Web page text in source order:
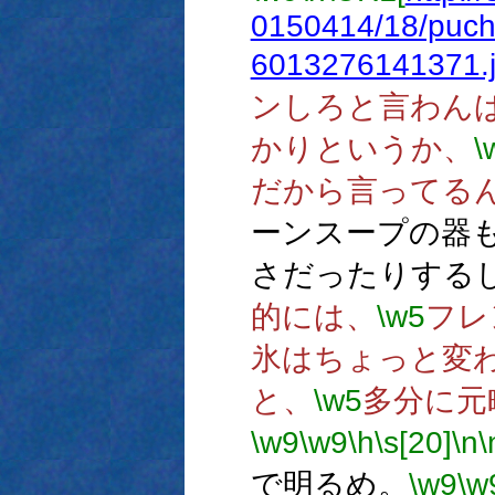
0150414/18/
ンしろと言わん
かりというか、
だから言ってる
ーンスープの器
さだったりする
的には、 \w5フ
氷はちょっと変
と、 \w5多分に
\w9\w9\h\s[20]\n
で明るめ。 \w9